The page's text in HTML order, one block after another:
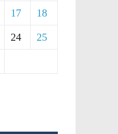
17 18
24 25